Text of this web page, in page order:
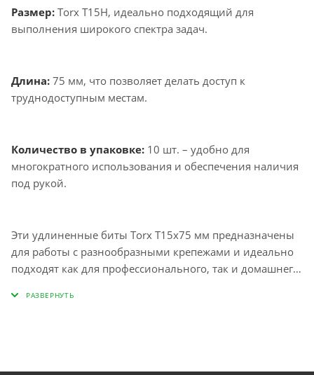
Размер: Torx T15H, идеально подходящий для
выполнения широкого спектра задач.
Длина: 75 мм, что позволяет делать доступ к
труднодоступным местам.
Количество в упаковке: 10 шт. – удобно для
многократного использования и обеспечения наличия
под рукой.
Эти удлиненные биты Torx T15х75 мм предназначены
для работы с разнообразными крепежами и идеально
подходят как для профессионального, так и домашнего
справляться с задачами, где требуется точность и
долговечности и надежности каждой биты.